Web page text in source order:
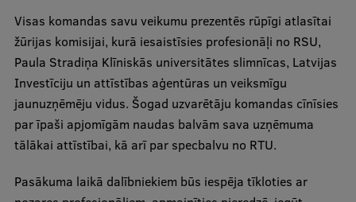
Studiju un vides pieejamība
Dati par 2025. gadu
Suvenīri un grāmatas
Mūžizglītība
Visas komandas savu veikumu prezentēs rūpīgi atlasītai
žūrijas komisijai, kurā iesaistīsies profesionāļi no RSU,
Paula Stradiņa Klīniskās universitātes slimnīcas, Latvijas
Investīciju un attīstības aģentūras un veiksmīgu
jaunuzņēmēju vidus. Šogad uzvarētāju komandas cīnīsies
par īpaši apjomīgām naudas balvām sava uzņēmuma
tālākai attīstībai, kā arī par specbalvu no RTU.
Pasākuma laikā dalībniekiem būs iespēja tīkloties ar